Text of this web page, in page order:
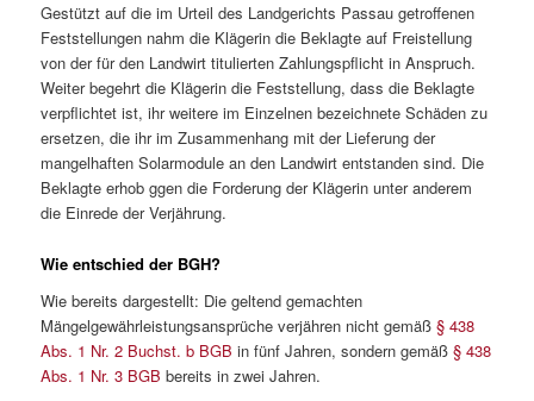
Gestützt auf die im Urteil des Landgerichts Passau getroffenen
Feststellungen nahm die Klägerin die Beklagte auf Freistellung
von der für den Landwirt titulierten Zahlungspflicht in Anspruch.
Weiter begehrt die Klägerin die Feststellung, dass die Beklagte
verpflichtet ist, ihr weitere im Einzelnen bezeichnete Schäden zu
ersetzen, die ihr im Zusammenhang mit der Lieferung der
mangelhaften Solarmodule an den Landwirt entstanden sind. Die
Beklagte erhob ggen die Forderung der Klägerin unter anderem
die Einrede der Verjährung.
Wie entschied der BGH?
Wie bereits dargestellt: Die geltend gemachten
Mängelgewährleistungsansprüche verjähren nicht gemäß§ 438
Abs. 1 Nr. 2 Buchst. b BGB in fünf Jahren, sondern gemäß§ 438
Abs. 1 Nr. 3 BGB bereits in zwei Jahren.